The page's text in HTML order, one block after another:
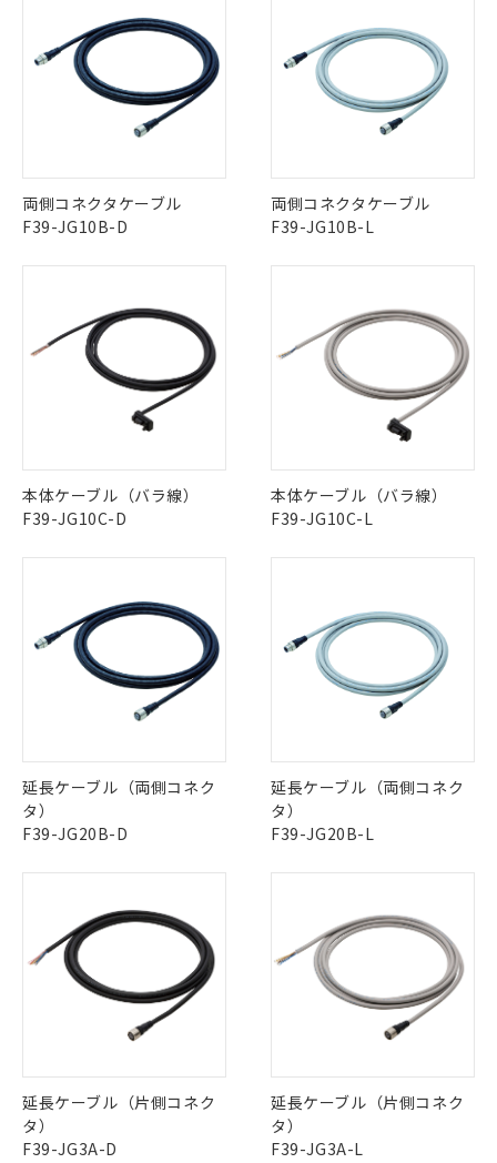
両側コネクタケーブル
F39-JG10B-D
両側コネクタケーブル
F39-JG10B-L
本体ケーブル（バラ線）
F39-JG10C-D
本体ケーブル（バラ線）
F39-JG10C-L
延長ケーブル（両側コネク
タ）
F39-JG20B-D
延長ケーブル（両側コネク
タ）
F39-JG20B-L
延長ケーブル（片側コネク
タ）
F39-JG3A-D
延長ケーブル（片側コネク
タ）
F39-JG3A-L